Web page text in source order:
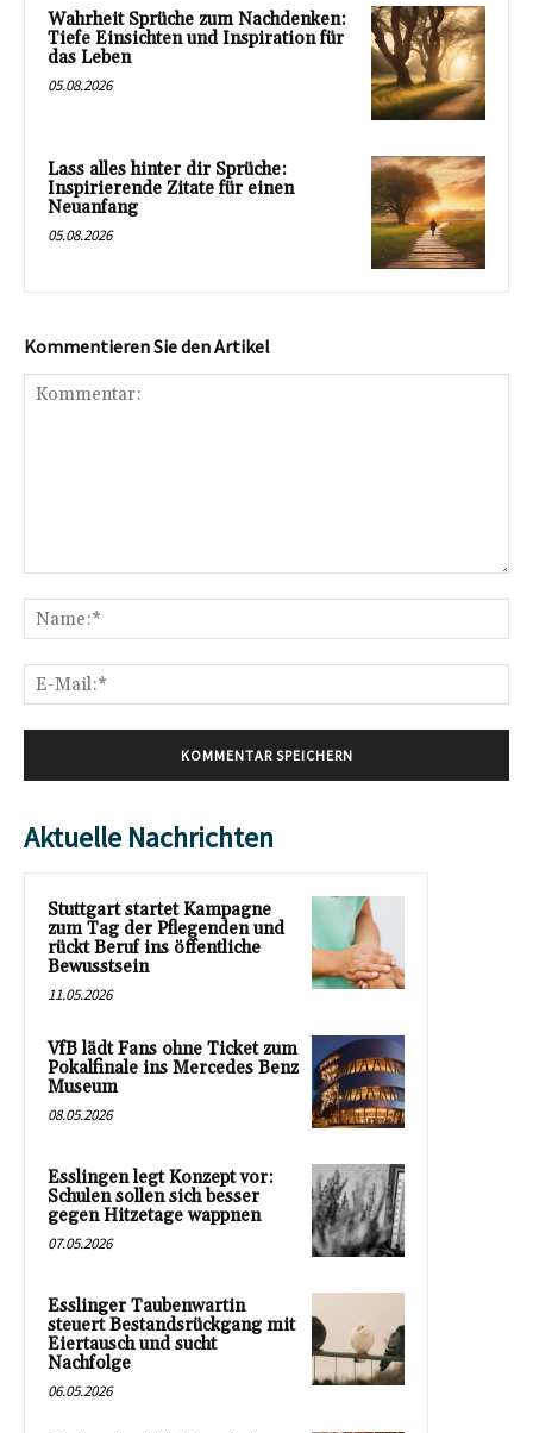
Wahrheit Sprüche zum Nachdenken:
Tiefe Einsichten und Inspiration für
das Leben
05.08.2026
Lass alles hinter dir Sprüche:
Inspirierende Zitate für einen
Neuanfang
05.08.2026
Kommentieren Sie den Artikel
Aktuelle Nachrichten
Stuttgart startet Kampagne
zum Tag der Pflegenden und
rückt Beruf ins öffentliche
Bewusstsein
11.05.2026
VfB lädt Fans ohne Ticket zum
Pokalfinale ins Mercedes Benz
Museum
08.05.2026
Esslingen legt Konzept vor:
Schulen sollen sich besser
gegen Hitzetage wappnen
07.05.2026
Esslinger Taubenwartin
steuert Bestandsrückgang mit
Eiertausch und sucht
Nachfolge
06.05.2026